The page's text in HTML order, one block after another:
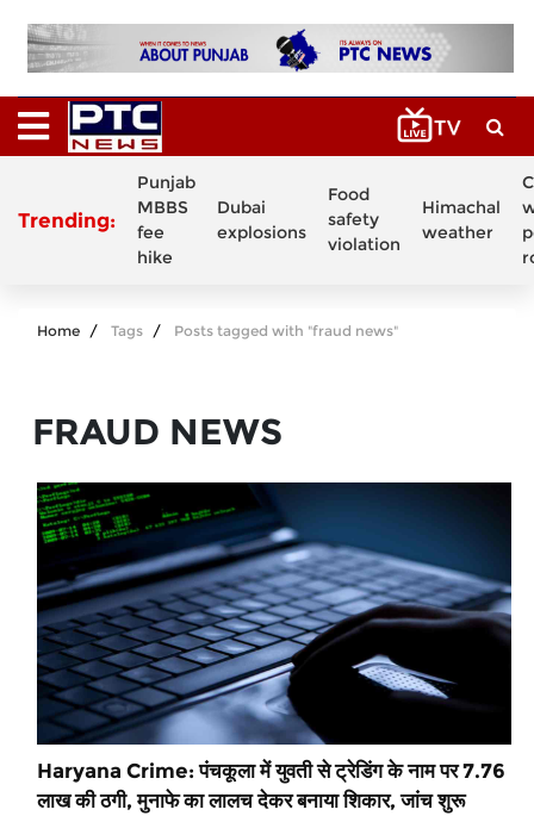
Trending:
Punjab
MBBS
fee
hike
Dubai
explosions
Food
safety
violation
Himachal
weather
Home Tags Posts tagged with "fraud news"
FRAUD NEWS
Haryana Crime: पंचकूला में युवती से ट्रेडिंग के नाम पर 7.76
लाख की ठगी, मुनाफे का लालच देकर बनाया शिकार, जांच शुरू